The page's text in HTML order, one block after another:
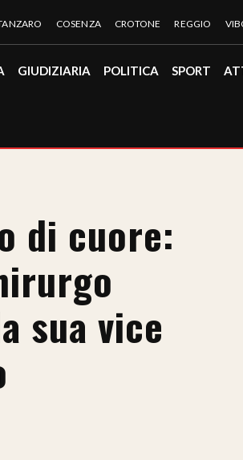
COSENZA CROTONE REGGIO
GIUDIZIARIA POLITICA SPORT
di cuore:
sua vice